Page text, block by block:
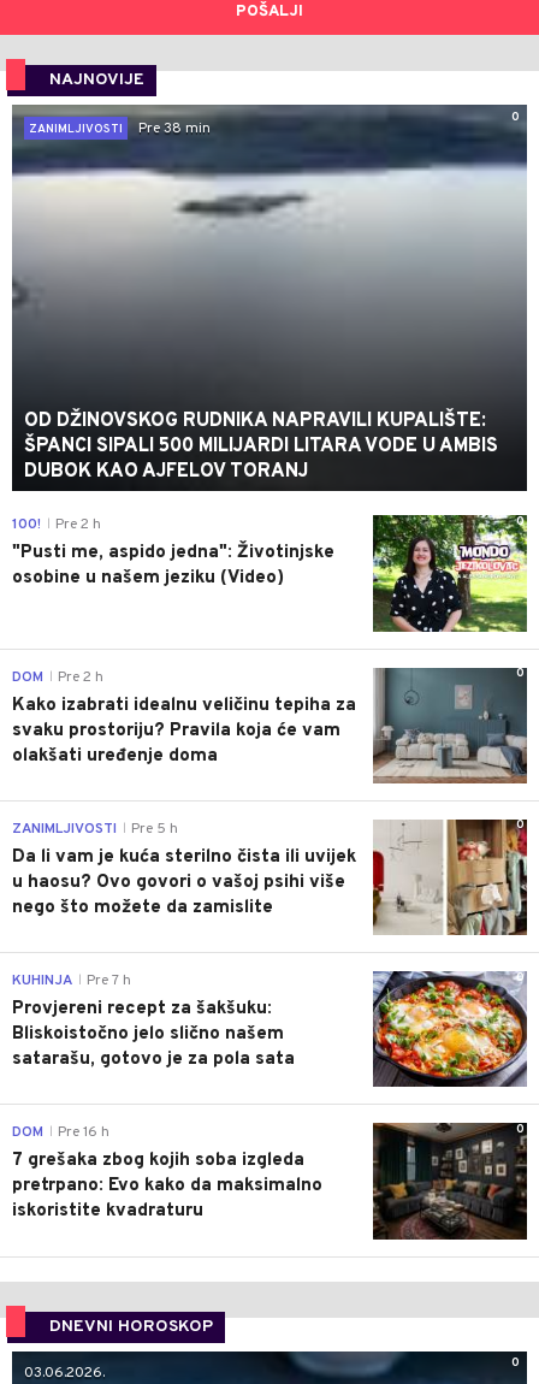
POŠALJI
NAJNOVIJE
0
ZANIMLJIVOSTI
Pre 38 min
OD DŽINOVSKOG RUDNIKA NAPRAVILI KUPALIŠTE:
ŠPANCI SIPALI 500 MILIJARDI LITARA VODE U AMBIS
DUBOK KAO AJFELOV TORANJ
0
100! Pre 2 h
"Pusti me, aspido jedna": Životinjske
osobine u našem jeziku (Video)
0
DOM Pre 2 h
Kako izabrati idealnu veličinu tepiha za
svaku prostoriju? Pravila koja će vam
olakšati uređenje doma
0
ZANIMLJIVOSTI Pre 5 h
Da li vam je kuća sterilno čista ili uvijek
u haosu? Ovo govori o vašoj psihi više
nego što možete da zamislite
0
KUHINJA Pre 7 h
Provjereni recept za šakšuku:
Bliskoistočno jelo slično našem
satarašu, gotovo je za pola sata
0
DOM Pre 16 h
7 grešaka zbog kojih soba izgleda
pretrpano: Evo kako da maksimalno
iskoristite kvadraturu
DNEVNI HOROSKOP
0
03.06.2026.